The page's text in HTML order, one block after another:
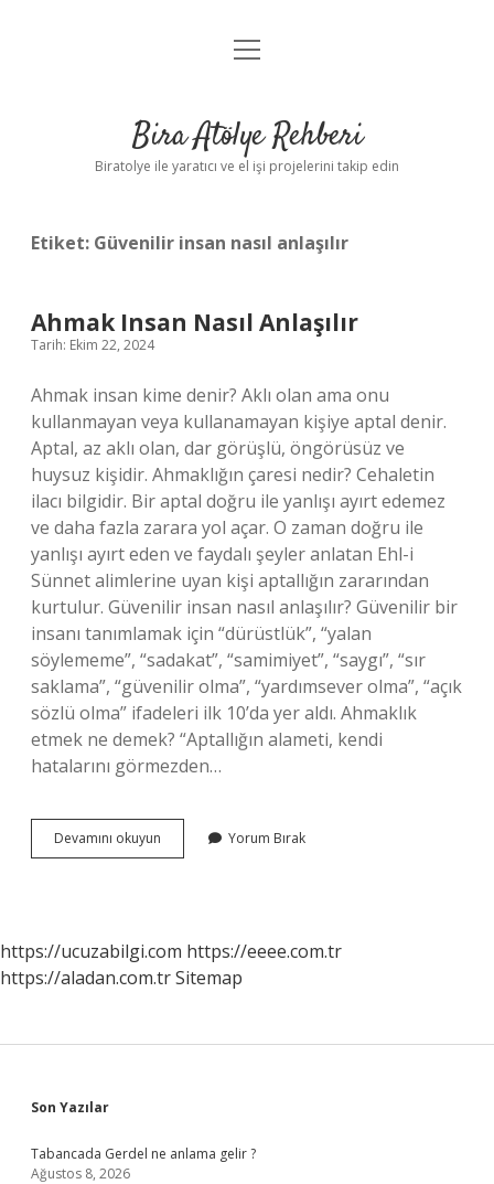
Anasayfa
Yasal Uyarı
menüyü
Bira Atölye Rehberi
Biratolye ile yaratıcı ve el işi projelerini takip edin
Etiket: Güvenilir insan nasıl anlaşılır
Ahmak Insan Nasıl Anlaşılır
Tarih: Ekim 22, 2024
Ahmak insan kime denir? Aklı olan ama onu
kullanmayan veya kullanamayan kişiye aptal denir.
Aptal, az aklı olan, dar görüşlü, öngörüsüz ve
huysuz kişidir. Ahmaklığın çaresi nedir? Cehaletin
ilacı bilgidir. Bir aptal doğru ile yanlışı ayırt edemez
ve daha fazla zarara yol açar. O zaman doğru ile
yanlışı ayırt eden ve faydalı şeyler anlatan Ehl-i
Sünnet alimlerine uyan kişi aptallığın zararından
kurtulur. Güvenilir insan nasıl anlaşılır? Güvenilir bir
insanı tanımlamak için “dürüstlük”, “yalan
söylememe”, “sadakat”, “samimiyet”, “saygı”, “sır
saklama”, “güvenilir olma”, “yardımsever olma”, “açık
sözlü olma” ifadeleri ilk 10’da yer aldı. Ahmaklık
etmek ne demek? “Aptallığın alameti, kendi
hatalarını görmezden…
Devamını okuyun
Insan
Yorum Bırak
https://ucuzabilgi.com https://eeee.com.tr
https://aladan.com.trSitemap
Sidebar
Son Yazılar
Tabancada Gerdel ne anlama gelir ?
Ağustos 8, 2026